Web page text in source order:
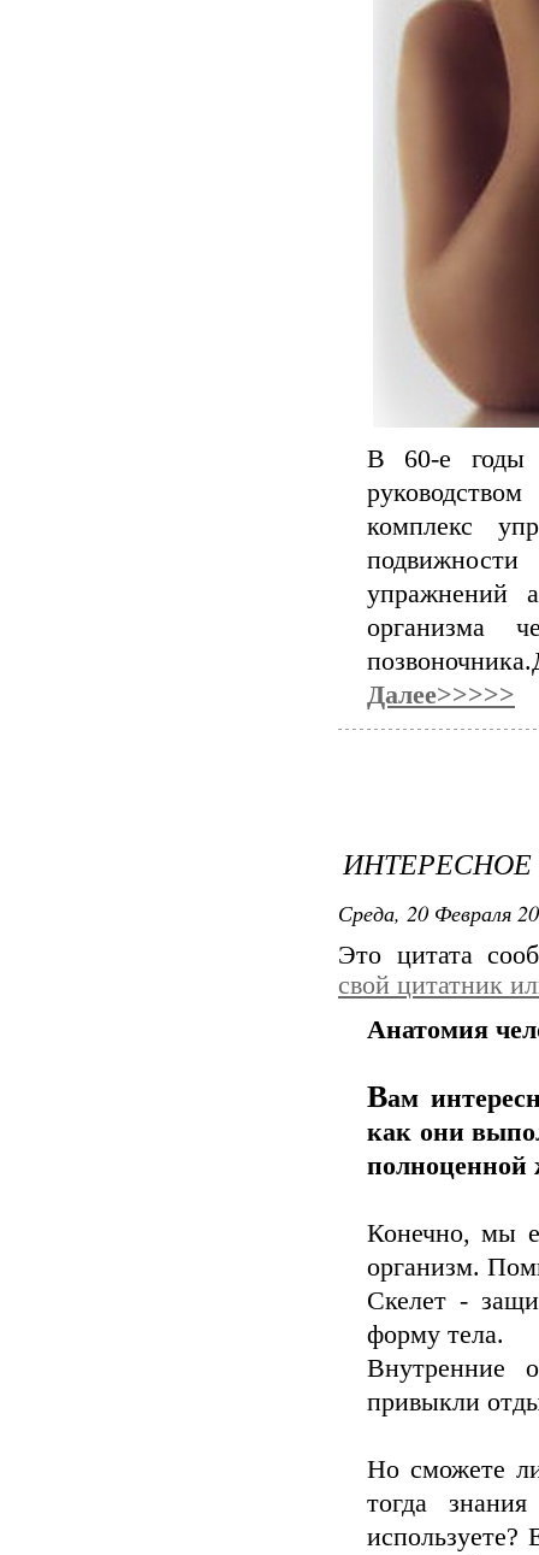
В 60-е годы
комплекс
подвижности
упражнений
организма
Далее>>>>>
ИНТЕРЕСНОЕ
Среда, 20 Февраля
Это цитата
свой цитатник
Анатомия
Вам
как они
полноценной
Конечно, мы
организм.
Скелет -
форму тела.
Внутренние
привыкли
Но сможете
тогда